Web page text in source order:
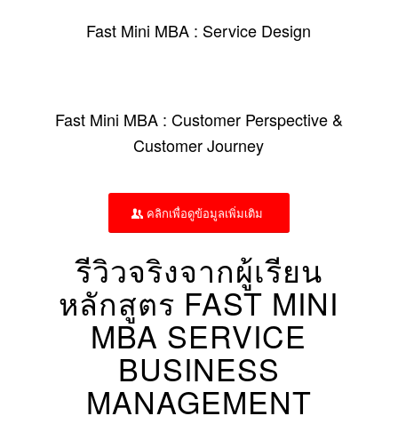
Fast Mini MBA : Service Design
Fast Mini MBA : Customer Perspective &
Customer Journey
คลิกเพื่อดูข้อมูลเพิ่มเติม
รีวิวจริงจากผู้เรียน
หลักสูตร FAST MINI
MBA SERVICE
BUSINESS
MANAGEMENT